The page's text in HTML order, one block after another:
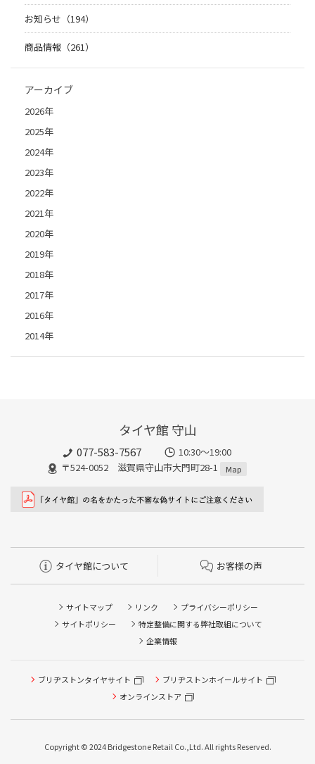
お知らせ（194）
商品情報（261）
アーカイブ
2026年
2025年
2024年
2023年
2022年
2021年
2020年
2019年
2018年
2017年
2016年
2014年
タイヤ館 守山
077-583-7567
10:30～19:00
〒524-0052 滋賀県守山市大門町28-1
Map
タイヤ館について お客様の声
サイトマップ リンク
プライバシーポリシー
サイトポリシー
特定整備に関する弊社取組について
企業情報
ブリヂストンタイヤサイト
ブリヂストンホイールサイト
オンラインストア
Copyright © 2024 Bridgestone Retail Co.,Ltd. All rights Reserved.
タイヤ点検・安全点検/タイヤ履き替え/オイル交換/その他
ピット作業の予約
本日のタイヤ履き替え順番待ち予約 ※クローク契約会員の